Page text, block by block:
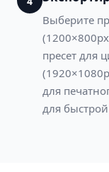
Выберите
пресет для
для
для